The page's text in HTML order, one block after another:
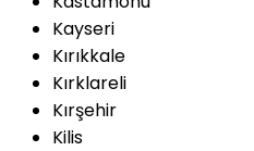
Kayseri
Kırıkkale
Kırklareli
Kırşehir
Kilis